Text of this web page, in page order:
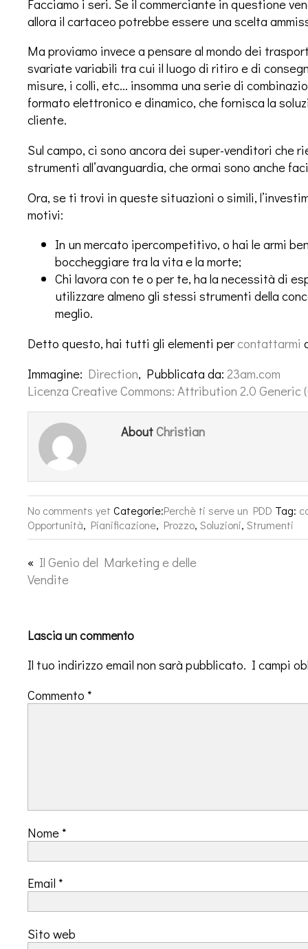
Facciamo i seri. Se il commerciante in questione
allora il cartaceo potrebbe essere una scelta
Ma proviamo invece a pensare al mondo dei
svariate variabili tra cui il luogo di ritiro e di
misure, i colli, etc… insomma una serie di
formato elettronico e dinamico, che fornisca la
cliente.
Sul campo, ci sono ancora dei super-venditori che
strumenti all’avanguardia, che ormai sono anche
Ora, se ti trovi in queste situazioni o simili,
motivi:
In un mercato ipercompetitivo, o hai le armi
boccheggiare tra la vita e la morte;
Chi lavora con te o per te, ha la necessità di
utilizzare almeno gli stessi strumenti della
meglio.
Detto questo, hai tutti gli elementi percontattarmi
Immagine: Direction, Pubblicata da: 23am.com
Licenza Creative Commons: Attribution 2.0 Generic
About Christian
No comments yet Categorie:Perchè ti serve un PDD Tag:
Opportunità, Pianificazione, Prozzo, Soluzioni, Strumenti
« Il Genio del Marketing e delle
Vendite
Lascia un commento
Il tuo indirizzo email non sarà pubblicato. I campi
Commento *
Nome *
Email *
Sito web